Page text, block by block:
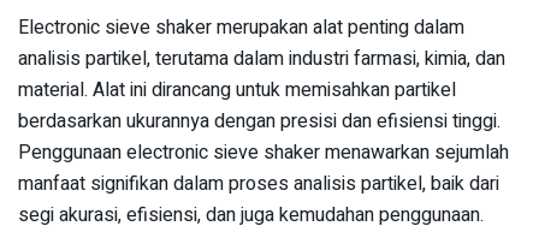
Electronic sieve shaker merupakan alat penting dalam
analisis partikel, terutama dalam industri farmasi, kimia, dan
material. Alat ini dirancang untuk memisahkan partikel
berdasarkan ukurannya dengan presisi dan efisiensi tinggi.
Penggunaan electronic sieve shaker menawarkan sejumlah
manfaat signifikan dalam proses analisis partikel, baik dari
segi akurasi, efisiensi, dan juga kemudahan penggunaan.